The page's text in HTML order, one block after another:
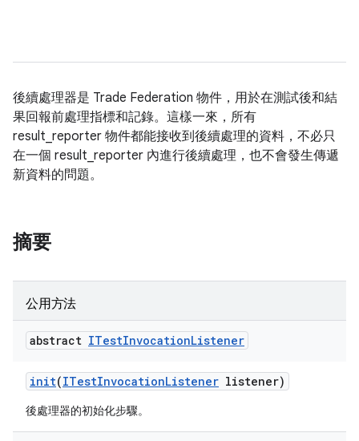
後續處理器是 Trade Federation 物件，用於在測試後和結
果回報前處理指標和記錄。這樣一來，所有
result_reporter 物件都能接收到後續處理的資料，不必只
在一個 result_reporter 內進行後續處理，也不會發生傳遞
新資料的問題。
摘要
公用方法
abstract ITestInvocationListener
init(ITestInvocationListener listener)
後處理器的初始化步驟。